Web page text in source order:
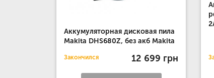
Аккумуляторная дисковая пила
Makita DHS680Z, без акб Makita
Закончился 12 699 грн